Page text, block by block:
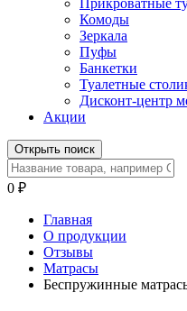
Прикроватные
Комоды
Зеркала
Пуфы
Банкетки
Туалетные
Дисконт-центр
Акции
Открыть поиск
0 ₽
Главная
О продукции
Отзывы
Матрасы
Беспружинные